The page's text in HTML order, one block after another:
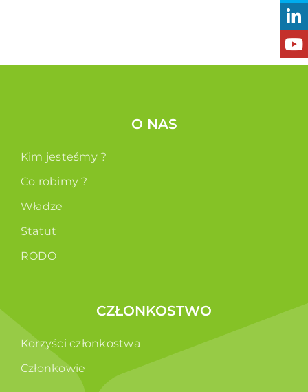
O NAS
Kim jesteśmy ?
Co robimy ?
Władze
Statut
RODO
CZŁONKOSTWO
Korzyści członkostwa
Członkowie